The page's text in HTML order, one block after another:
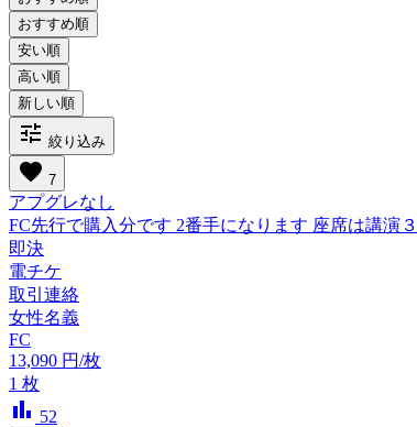
tune 絞り込み
favorite 7
アプグレなし
FC先行で購入分です 2番手になります 座席は講演
即決
電チケ
取引連絡
女性名義
FC
13,090 円/枚
1 枚
bar_chart 52